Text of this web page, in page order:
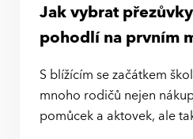
Jak vybrat
pohodlí na prvním
S blížícím se začátkem
mnoho rodičů nejen
pomůcek a aktovek, ale